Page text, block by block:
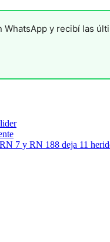
WhatsApp y recibí las
7 y RN 188 deja 11